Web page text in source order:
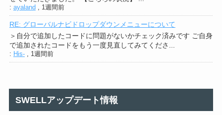
: ayaland , 1週間前
RE: グローバルナビドロップダウンメニューについて
＞自分で追加したコードに問題がないかチェック済みです ご自身
で追加されたコードをもう一度見直してみてくださ...
: His-, 1週間前
SWELLアップデート情報